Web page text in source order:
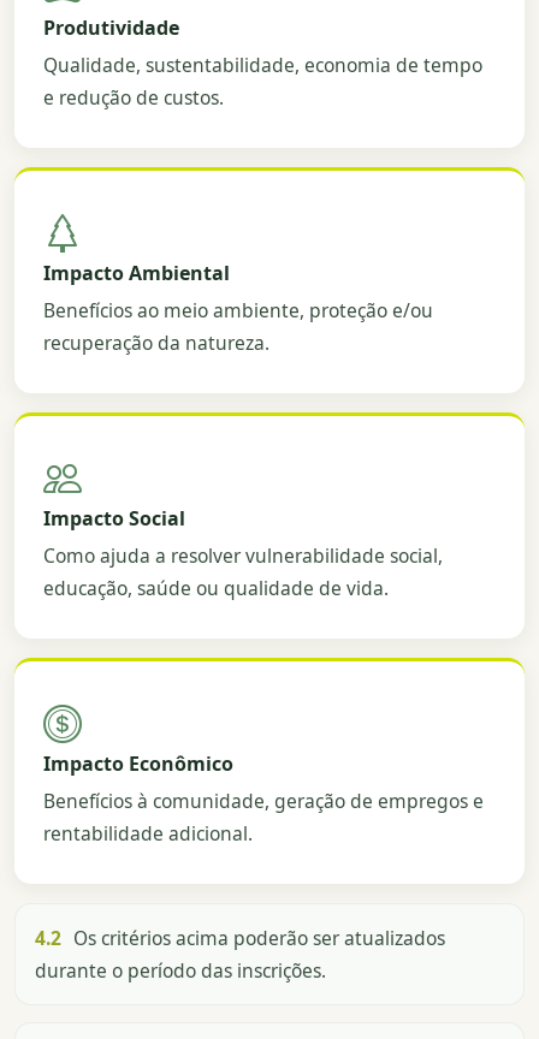
Produtividade
Qualidade, sustentabilidade, economia de tempo
e redução de custos.
Impacto Ambiental
Benefícios ao meio ambiente, proteção e/ou
recuperação da natureza.
Impacto Social
Como ajuda a resolver vulnerabilidade social,
educação, saúde ou qualidade de vida.
Impacto Econômico
Benefícios à comunidade, geração de empregos e
rentabilidade adicional.
4.2 Os critérios acima poderão ser atualizados
durante o período das inscrições.